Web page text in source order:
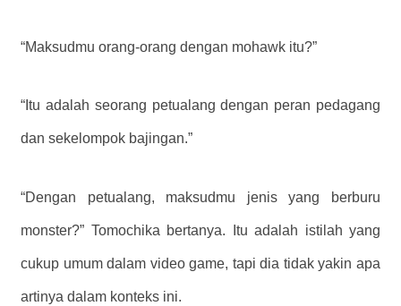
“Maksudmu orang-orang dengan mohawk itu?”
“Itu adalah seorang petualang dengan peran pedagang
dan sekelompok bajingan.”
“Dengan petualang, maksudmu jenis yang berburu
monster?” Tomochika bertanya. Itu adalah istilah yang
cukup umum dalam video game, tapi dia tidak yakin apa
artinya dalam konteks ini.